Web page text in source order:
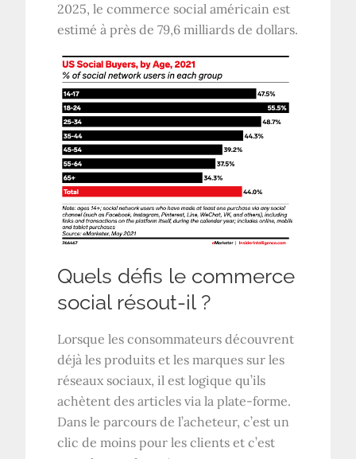
2025, le commerce social américain est
estimé à près de 79,6 milliards de dollars.
Quels défis le commerce
social résout-il ?
Lorsque les consommateurs découvrent
déjà les produits et les marques sur les
réseaux sociaux, il est logique qu’ils
achètent des articles via la plate-forme.
Dans le parcours de l’acheteur, c’est un
clic de moins pour les clients et c’est